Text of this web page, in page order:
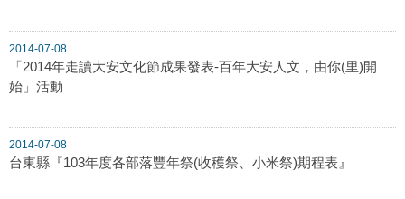
2014-07-08
「2014年走讀大安文化節成果發表-百年大安人文，由你(里)開
始」活動
2014-07-08
台東縣『103年度各部落豐年祭(收穫祭、小米祭)期程表』